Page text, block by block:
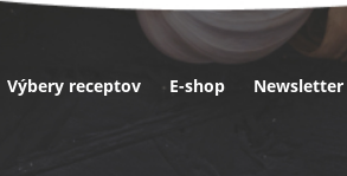
Výbery receptov E-shop Newsletter